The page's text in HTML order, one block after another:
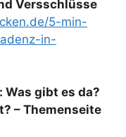
Versschlüsse
5-min-
in-
Was gibt es da?
– Themenseite